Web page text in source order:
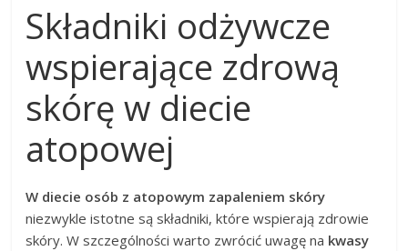
Składniki odżywcze
wspierające zdrową
skórę w diecie
atopowej
W diecie osób z atopowym zapaleniem skóry
niezwykle istotne są składniki, które wspierają zdrowie
skóry. W szczególności warto zwrócić uwagę na kwasy